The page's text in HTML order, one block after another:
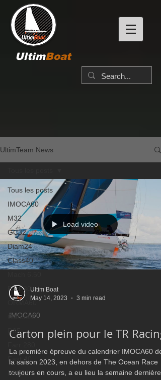
UltimBoat
UltimTeam News
Tous les posts
IMOCA60
M32
GC32
Diam24
Class40
Farr 30
ORMA60
Gunboat
D35
Fast 40
PAC52
Load video
Ultim Boat
May 14, 2023
3 min read
IMOCA60
Carton plein pour le TR Racing
La première épreuve du calendrier IMOCA60 de
la saison 2023, en dehors de The Ocean Race
toujours en cours, a eu lieu la semaine dernière.